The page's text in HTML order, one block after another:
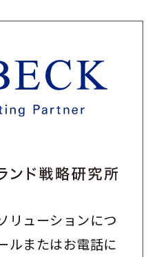
リューションにつ
ルまたはお電話に